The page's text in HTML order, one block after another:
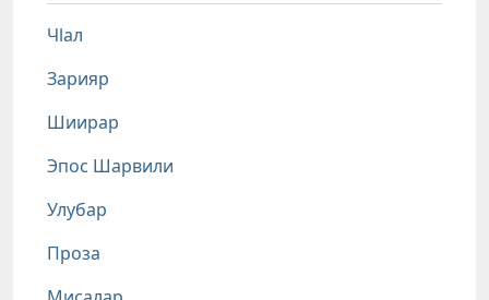
Чlал
Зарияр
Шиирар
Эпос Шарвили
Улубар
Проза